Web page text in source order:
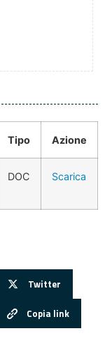
Tipo Azione
DOC Scarica
Twitter
Copia link